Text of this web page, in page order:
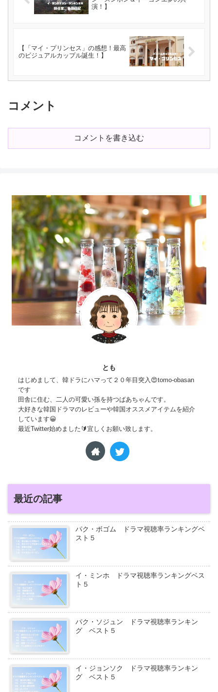
演！】
【「マイ・プリンセス」の感想！最高
のビジュアルカップル誕生！】
コメント
コメントを書き込む
とも
はじめまして、韓ドラにハマって２０年目突入😍tomo-obasan
です
田舎に住む、二人の可愛い孫を持つばあちゃんです。
大好きな韓国ドラマのレビューや韓国オススメアイテムを紹介
しています😀
最近Twitter始めました🔰宜しくお願い致します。
最近の記事
パク・ボゴム ドラマ視聴率ランキングベ
スト５
イ・ミンホ ドラマ視聴率ランキングベス
ト５
パク・ソジュン ドラマ視聴率ランキン
グ ベスト５
イ・ジョンソク ドラマ視聴率ランキン
グ ベスト５